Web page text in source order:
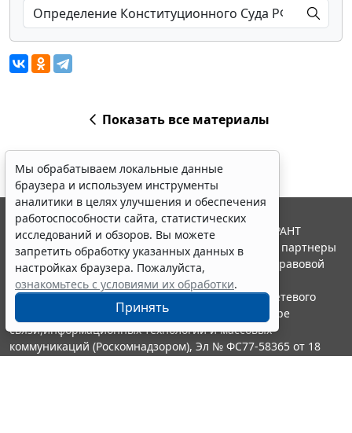
Показать все материалы
Мы обрабатываем локальные данные
браузера и используем инструменты
аналитики в целях улучшения и обеспечения
работоспособности сайта, статистических
исследований и обзоров. Вы можете
запретить обработку указанных данных в
настройках браузера. Пожалуйста,
ознакомьтесь с условиями их обработки.
Принять
© ООО "НПП "ГАРАНТ-СЕРВИС", 2026. Система ГАРАНТ
выпускается с 1990 года. Компания "Гарант" и ее партнеры
являются участниками Российской ассоциации правовой
информации ГАРАНТ.
Портал ГАРАНТ.РУ зарегистрирован в качестве сетевого
издания Федеральной службой по надзору в сфере
связи,информационных технологий и массовых
коммуникаций (Роскомнадзором), Эл № ФС77-58365 от 18